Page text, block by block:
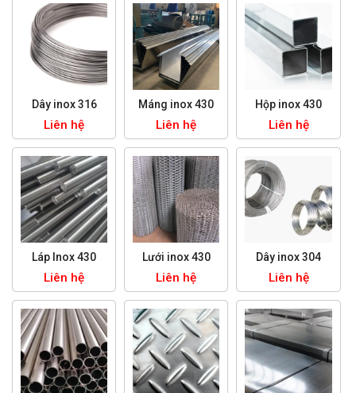
Dây inox 316
Liên hệ
Máng inox 430
Liên hệ
Hộp inox 430
Liên hệ
Láp Inox 430
Liên hệ
Lưới inox 430
Liên hệ
Dây inox 304
Liên hệ